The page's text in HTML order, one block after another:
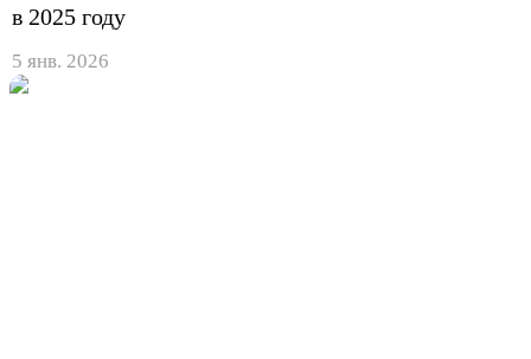
в 2025 году
5 янв. 2026